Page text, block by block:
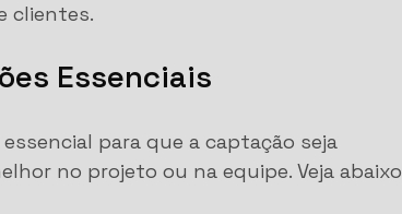
clientes.
Essenciais
para que a captação seja
no projeto ou na equipe. Veja abaixo